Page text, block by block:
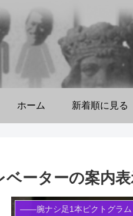
ホーム 新着順に見る
ベーターの案内
――腕ナシ足1本ピクトグラム